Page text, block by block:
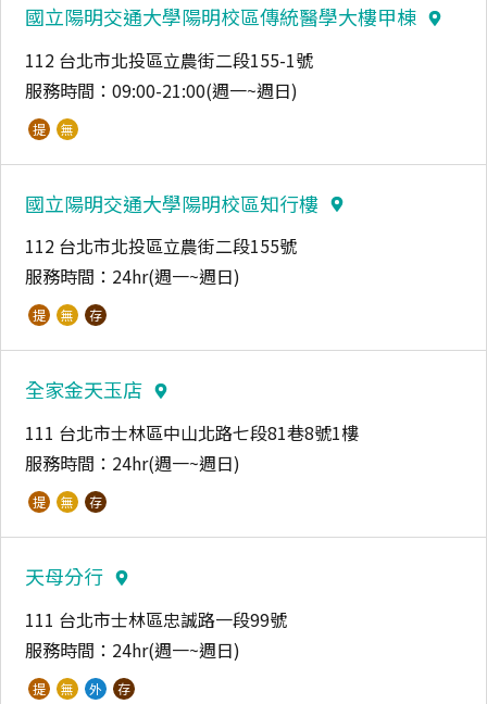
國立陽明交通大學陽明校區傳統醫學大樓甲棟
112 台北市北投區立農街二段155-1號
服務時間： 09:00-21:00(週一~週日)
提 無
國立陽明交通大學陽明校區知行樓
112 台北市北投區立農街二段155號
服務時間： 24hr(週一~週日)
提 無 存
全家金天玉店
111 台北市士林區中山北路七段81巷8號1樓
服務時間： 24hr(週一~週日)
提 無 存
天母分行
111 台北市士林區忠誠路一段99號
服務時間： 24hr(週一~週日)
提 無 外 存